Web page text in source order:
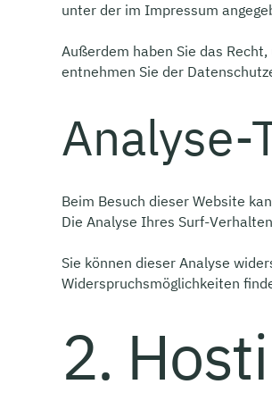
unter der im Impressum
Außerdem haben Sie das
entnehmen Sie der
Analyse-
Beim Besuch dieser Website
Die Analyse Ihres Surf-
Sie können dieser Analyse
Widerspruchsmöglichkeiten
2.